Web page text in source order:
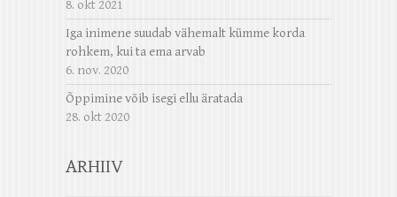
8. okt 2021
Iga inimene suudab vähemalt kümme korda
rohkem, kui ta ema arvab
6. nov. 2020
Õppimine võib isegi ellu äratada
28. okt 2020
ARHIIV